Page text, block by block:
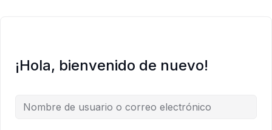
¡Hola, bienvenido de nuevo!